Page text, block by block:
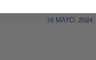
16 MAYO, 2024